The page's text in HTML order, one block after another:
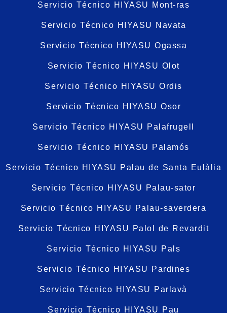
Servicio Técnico HIYASU Mont-ras
Servicio Técnico HIYASU Navata
Servicio Técnico HIYASU Ogassa
Servicio Técnico HIYASU Olot
Servicio Técnico HIYASU Ordis
Servicio Técnico HIYASU Osor
Servicio Técnico HIYASU Palafrugell
Servicio Técnico HIYASU Palamós
Servicio Técnico HIYASU Palau de Santa Eulàlia
Servicio Técnico HIYASU Palau-sator
Servicio Técnico HIYASU Palau-saverdera
Servicio Técnico HIYASU Palol de Revardit
Servicio Técnico HIYASU Pals
Servicio Técnico HIYASU Pardines
Servicio Técnico HIYASU Parlavà
Servicio Técnico HIYASU Pau